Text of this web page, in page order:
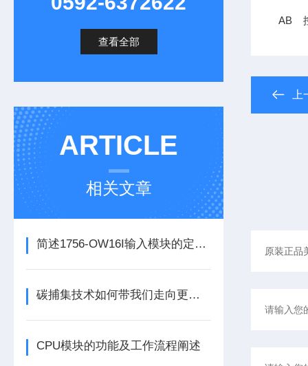
查看全部
ARTICLE
相关文章
简述1756-OW16I输入模块的定期维护保养建议
碳捕集技术如何带我们走向更洁净的未来？
CPU模块的功能及工作流程阐述
AB